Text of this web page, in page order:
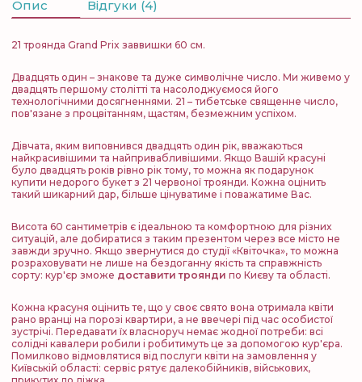
Опис Відгуки (4)
21 троянда Grand Prix заввишки 60 см.
Двадцять один – знакове та дуже символічне число. Ми живемо у
двадцять першому столітті та насолоджуємося його
технологічними досягненнями. 21 – тибетське священне число,
пов'язане з процвітанням, щастям, безмежним успіхом.
Дівчата, яким виповнився двадцять один рік, вважаються
найкрасивішими та найпривабливішими. Якщо Вашій красуні
було двадцять років рівно рік тому, то можна як подарунок
купити недорого букет з 21 червоної троянди. Кожна оцінить
такий шикарний дар, більше цінуватиме і поважатиме Вас.
Висота 60 сантиметрів є ідеальною та комфортною для різних
ситуацій, але добиратися з таким презентом через все місто не
завжди зручно. Якщо звернутися до студії «Квіточка», то можна
розраховувати не лише на бездоганну якість та справжність
сорту: кур'єр зможе доставити троянди по Києву та області.
Кожна красуня оцінить те, що у своє свято вона отримала квіти
рано вранці на порозі квартири, а не ввечері під час особистої
зустрічі. Передавати їх власноруч немає жодної потреби: всі
солідні кавалери робили і робитимуть це за допомогою кур'єра.
Помилково відмовлятися від послуги квіти на замовлення у
Київській області: сервіс рятує далекобійників, військових,